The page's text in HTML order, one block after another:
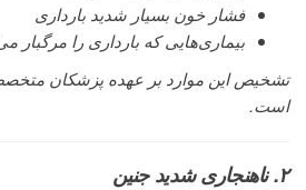
فشار خون بسیار شدید بارداری
بیماری‌هایی که بارداری را مرگبار
تشخیص این موارد بر عهده پزشکان
است.
۲. ناهنجاری شدید جنین